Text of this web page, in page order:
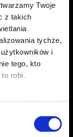
Twoje
z takich
tychże,
i
tego, kto
robi.
do kilku metrów
2077
na koncie
2.0, czy to
działały na
platformę.